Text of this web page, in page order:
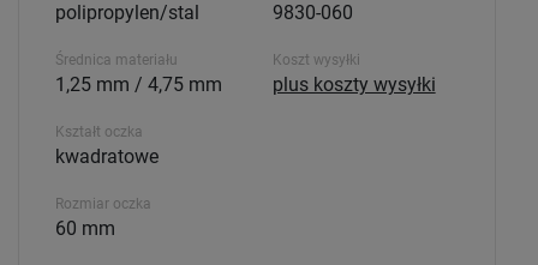
polipropylen/stal
Średnica materiału
1,25 mm / 4,75 mm
Kształt oczka
kwadratowe
Rozmiar oczka
60 mm
9830-060
Koszt wysyłki
plus koszty wysyłki